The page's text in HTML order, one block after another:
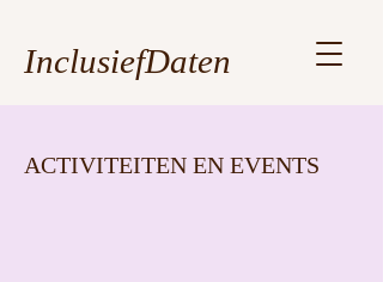
InclusiefDaten
ACTIVITEITEN EN EVENTS